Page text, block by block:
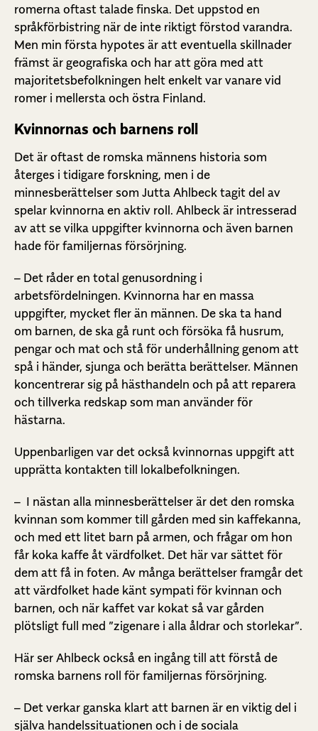
romerna oftast talade finska. Det uppstod en
språkförbistring när de inte riktigt förstod varandra.
Men min första hypotes är att eventuella skillnader
främst är geografiska och har att göra med att
majoritetsbefolkningen helt enkelt var vanare vid
romer i mellersta och östra Finland.
Kvinnornas och barnens roll
Det är oftast de romska männens historia som
återges i tidigare forskning, men i de
minnesberättelser som Jutta Ahlbeck tagit del av
spelar kvinnorna en aktiv roll. Ahlbeck är intresserad
av att se vilka uppgifter kvinnorna och även barnen
hade för familjernas försörjning.
– Det råder en total genusordning i
arbetsfördelningen. Kvinnorna har en massa
uppgifter, mycket fler än männen. De ska ta hand
om barnen, de ska gå runt och försöka få husrum,
pengar och mat och stå för underhållning genom att
spå i händer, sjunga och berätta berättelser. Männen
koncentrerar sig på hästhandeln och på att reparera
och tillverka redskap som man använder för
hästarna.
Uppenbarligen var det också kvinnornas uppgift att
upprätta kontakten till lokalbefolkningen.
– I nästan alla minnesberättelser är det den romska
kvinnan som kommer till gården med sin kaffekanna,
och med ett litet barn på armen, och frågar om hon
får koka kaffe åt värdfolket. Det här var sättet för
dem att få in foten. Av många berättelser framgår det
att värdfolket hade känt sympati för kvinnan och
barnen, och när kaffet var kokat så var gården
plötsligt full med ”zigenare i alla åldrar och storlekar”.
Här ser Ahlbeck också en ingång till att förstå de
romska barnens roll för familjernas försörjning.
– Det verkar ganska klart att barnen är en viktig del i
själva handelssituationen och i de sociala